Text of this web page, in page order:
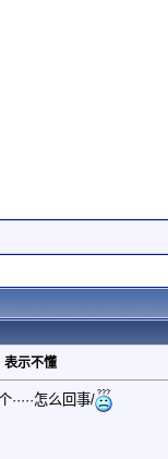
表示不懂
·····怎么回事/